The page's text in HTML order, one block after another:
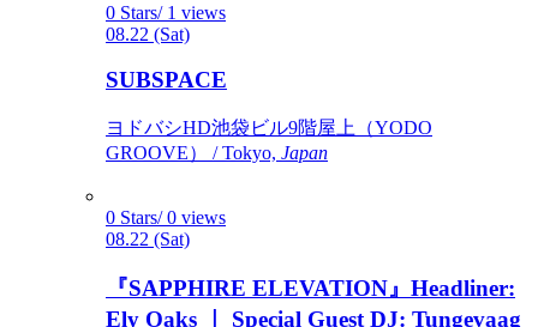
0 Stars/ 1 views
08.22 (Sat)
SUBSPACE
ヨドバシHD池袋ビル9階屋上（YODO
GROOVE） / Tokyo, Japan
0 Stars/ 0 views
08.22 (Sat)
『SAPPHIRE ELEVATION』Headliner:
Ely Oaks ｜ Special Guest DJ: Tungevaag